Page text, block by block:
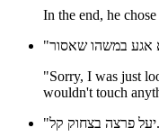
In the end, he
"Sorry, I was just
wouldn't touch
"יעל פרצה בצחוק קל.